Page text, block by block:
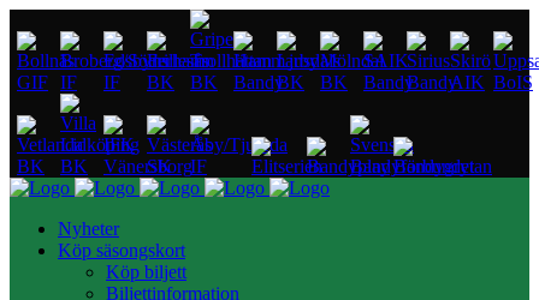
Nyheter
Köp säsongskort
Köp biljett
Biljettinformation